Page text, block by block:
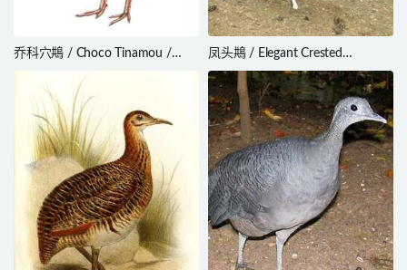
乔科穴䳍 / Choco Tinamou /
凤头䳍 / Elegant Crested
Tinamou / Eudromia elegans